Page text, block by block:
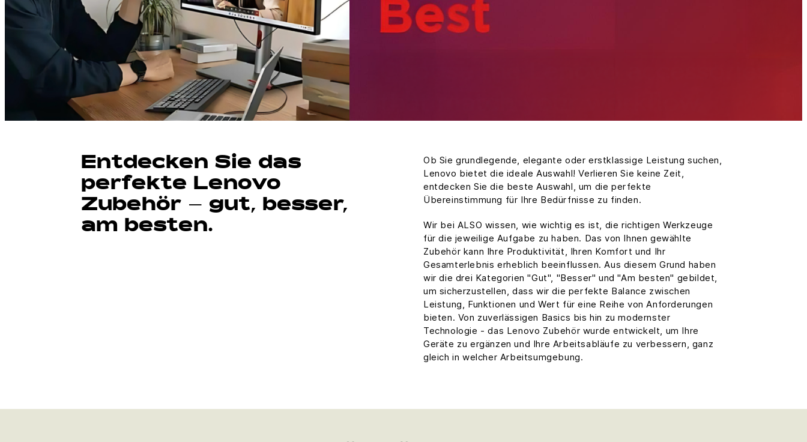
Entdecken Sie das
perfekte Lenovo
Zubehör – gut, besser,
am besten.
Ob Sie grundlegende, elegante oder erstklassige Leistung suchen,
Lenovo bietet die ideale Auswahl! Verlieren Sie keine Zeit,
entdecken Sie die beste Auswahl, um die perfekte
Übereinstimmung für Ihre Bedürfnisse zu finden.
Wir bei ALSO wissen, wie wichtig es ist, die richtigen Werkzeuge
für die jeweilige Aufgabe zu haben. Das von Ihnen gewählte
Zubehör kann Ihre Produktivität, Ihren Komfort und Ihr
Gesamterlebnis erheblich beeinflussen. Aus diesem Grund haben
wir die drei Kategorien "Gut", "Besser" und "Am besten" gebildet,
um sicherzustellen, dass wir die perfekte Balance zwischen
Leistung, Funktionen und Wert für eine Reihe von Anforderungen
bieten. Von zuverlässigen Basics bis hin zu modernster
Technologie - das Lenovo Zubehör wurde entwickelt, um Ihre
Geräte zu ergänzen und Ihre Arbeitsabläufe zu verbessern, ganz
gleich in welcher Arbeitsumgebung.